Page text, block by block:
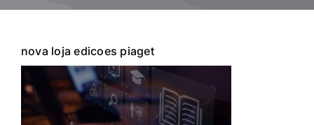
COMPRAR!
nova loja edicoes piaget